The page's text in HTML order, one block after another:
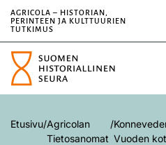
AGRICOLA – HISTORIAN,
PERINTEEN JA KULTTUURIEN
TUTKIMUS
Etusivu/Agricolan
Tietosanomat
/
Vuoden